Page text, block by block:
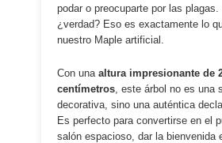
podar o preocuparte por las plagas.
¿verdad? Eso es exactamente lo
nuestro Maple artificial.
Con unaaltura impresionante de
centímetros , este árbol no es una
decorativa, sino una auténtica
Es perfecto para convertirse en el
salón espacioso, dar la bienvenida